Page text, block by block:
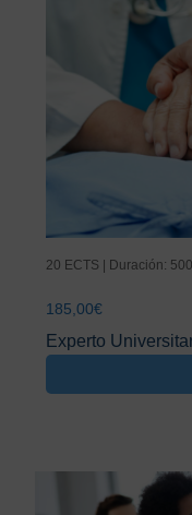
20 ECTS | Duración:
185,00€
Experto